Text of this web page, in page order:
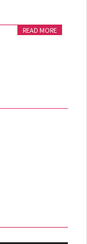
READ MORE